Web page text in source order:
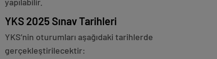
YKS 2025 Sınav Tarihleri
YKS’nin oturumları aşağıdaki tarihlerde
gerçekleştirilecektir: